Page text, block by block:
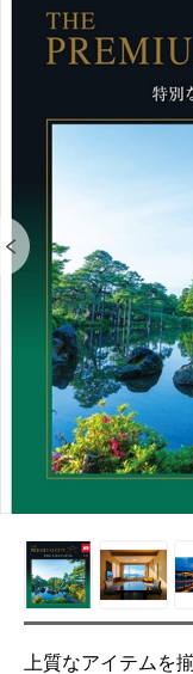
上質なアイテムを